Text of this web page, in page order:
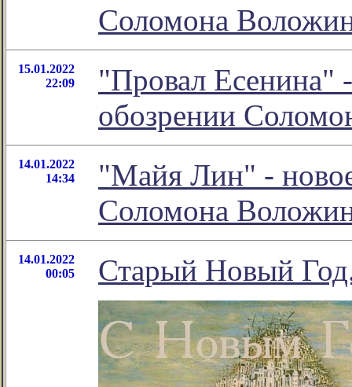
Соломона
15.01.2022
22:09
"Провал Есенина"
обозрении
14.01.2022
14:34
"Майя Лин" -
Соломона
14.01.2022
00:05
Старый Новый